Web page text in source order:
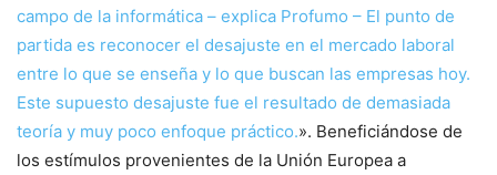
campo de la informática – explica Profumo – El punto de
partida es reconocer el desajuste en el mercado laboral
entre lo que se enseña y lo que buscan las empresas hoy.
Este supuesto desajuste fue el resultado de demasiada
teoría y muy poco enfoque práctico.». Beneficiándose de
los estímulos provenientes de la Unión Europea a